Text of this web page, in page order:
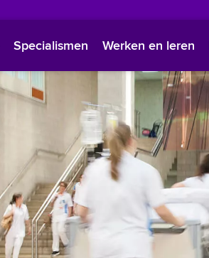
Specialismen Werken en leren